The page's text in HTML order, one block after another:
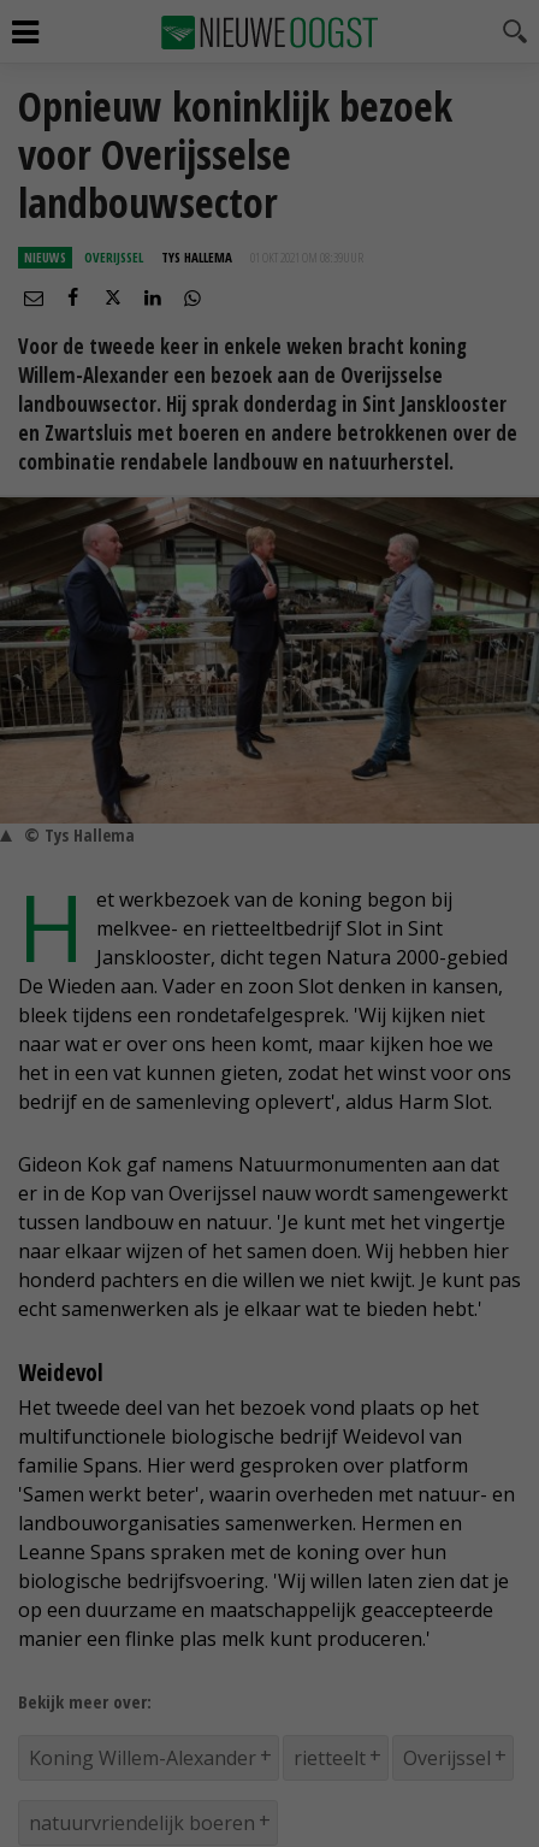
Opnieuw koninklijk bezoek
voor Overijsselse
landbouwsector
NIEUWS OVERIJSSEL TYS HALLEMA 01 OKT 2021 OM 08:39
Voor de tweede keer in enkele weken bracht koning
Willem-Alexander een bezoek aan de Overijsselse
landbouwsector. Hij sprak donderdag in Sint Jansklooster
en Zwartsluis met boeren en andere betrokkenen over de
combinatie rendabele landbouw en natuurherstel.
© Tys Hallema
H
et werkbezoek van de koning begon bij
melkvee- en rietteeltbedrijf Slot in Sint
Jansklooster, dicht tegen Natura 2000-gebied
De Wieden aan. Vader en zoon Slot denken in kansen,
bleek tijdens een rondetafelgesprek. 'Wij kijken niet
naar wat er over ons heen komt, maar kijken hoe we
het in een vat kunnen gieten, zodat het winst voor ons
bedrijf en de samenleving oplevert', aldus Harm Slot.
Gideon Kok gaf namens Natuurmonumenten aan dat
er in de Kop van Overijssel nauw wordt samengewerkt
tussen landbouw en natuur. 'Je kunt met het vingertje
naar elkaar wijzen of het samen doen. Wij hebben hier
honderd pachters en die willen we niet kwijt. Je kunt pas
echt samenwerken als je elkaar wat te bieden hebt.'
Weidevol
Het tweede deel van het bezoek vond plaats op het
multifunctionele biologische bedrijf Weidevol van
familie Spans. Hier werd gesproken over platform
'Samen werkt beter', waarin overheden met natuur- en
landbouworganisaties samenwerken. Hermen en
Leanne Spans spraken met de koning over hun
biologische bedrijfsvoering. 'Wij willen laten zien dat je
op een duurzame en maatschappelijk geaccepteerde
manier een flinke plas melk kunt produceren.'
Bekijk meer over:
Koning Willem-Alexander rietteelt Overijssel
natuurvriendelijk boeren